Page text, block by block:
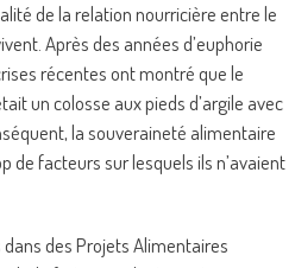
de la relation nourricière entre le
Après des années d’euphorie
récentes ont montré que le
un colosse aux pieds d’argile avec
la souveraineté alimentaire
de facteurs sur lesquels ils n’avaient
des Projets Alimentaires